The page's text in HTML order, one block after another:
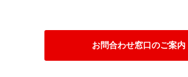
お問合わせ窓口のご案内